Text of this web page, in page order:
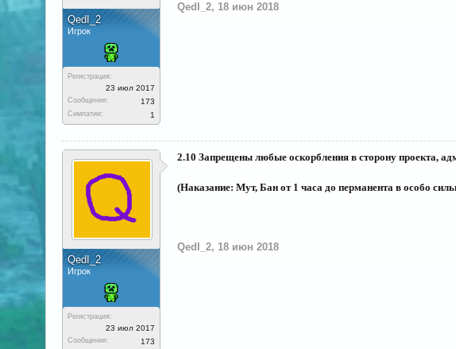
QedI_2
Игрок
Регистрация:
23 июл 2017
Сообщения: 173
Симпатии: 1
QedI_2, 18 июн 2018
QedI_2
Игрок
Регистрация:
23 июл 2017
Сообщения: 173
2.10 Запрещены любые оскорбления в сторону проекта,
(Наказание: Мут, Бан от 1 часа до перманента в особо
QedI_2, 18 июн 2018